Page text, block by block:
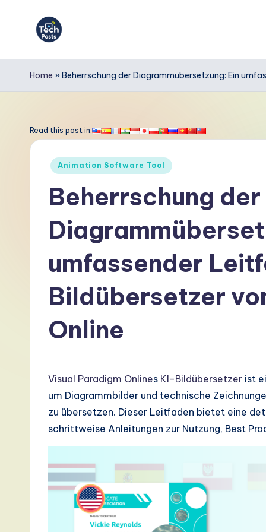
T
e
h
Home » Beherrschung der Diagrammübersetzung: Ein
Read this post in:
Posted
Animation Software Tool
Beherrschung der
umfassender
Bildübersetzer
Online
Visual Paradigm Onlines KI-Bildübersetzer ist
um Diagrammbilder und technische
zu übersetzen. Dieser Leitfaden bietet eine
schrittweise Anleitungen zur Nutzung, Best